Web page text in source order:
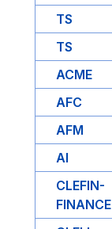
TS
TS
ACME
AFC
AFM
AI
CLEFIN-
FINANCE